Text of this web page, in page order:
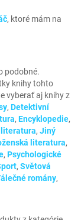
, ktoré mám na
podobné.
knihy tohto
vyberať aj knihy z
, Detektivní
, Encyklopedie,
, Jiný
literatura,
, Psychologické
, Světová
romány,